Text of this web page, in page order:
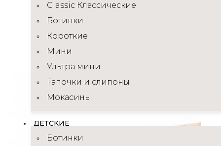
Classic Классические
Ботинки
Короткие
Мини
Ультра мини
Тапочки и слипоны
Мокасины
ДЕТСКИЕ
Ботинки